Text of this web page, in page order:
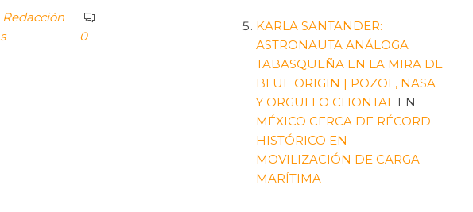
Redacción
0
KARLA SANTANDER:
ASTRONAUTA ANÁLOGA
TABASQUEÑA EN LA MIRA DE
BLUE ORIGIN | POZOL, NASA
Y ORGULLO CHONTAL EN
MÉXICO CERCA DE RÉCORD
HISTÓRICO EN
MOVILIZACIÓN DE CARGA
MARÍTIMA